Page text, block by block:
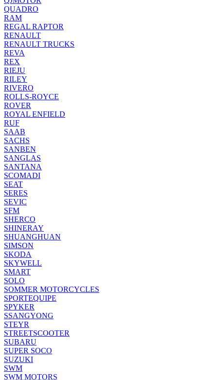
QUADRO
RAM
REGAL RAPTOR
RENAULT
RENAULT TRUCKS
REVA
REX
RIEJU
RILEY
RIVERO
ROLLS-ROYCE
ROVER
ROYAL ENFIELD
RUF
SAAB
SACHS
SANBEN
SANGLAS
SANTANA
SCOMADI
SEAT
SERES
SEVIC
SFM
SHERCO
SHINERAY
SHUANGHUAN
SIMSON
SKODA
SKYWELL
SMART
SOLO
SOMMER MOTORCYCLES
SPORTEQUIPE
SPYKER
SSANGYONG
STEYR
STREETSCOOTER
SUBARU
SUPER SOCO
SUZUKI
SWM
SWM MOTORS